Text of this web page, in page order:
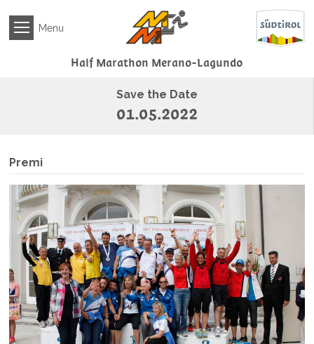
EVENTO
iscrizione
Percorso
Premi
MEDIA
RISULTATI
ALBERGHI
E
RISTORANTI
Menu
Half Marathon Merano-Lagundo
Save the Date
01.05.2022
Premi